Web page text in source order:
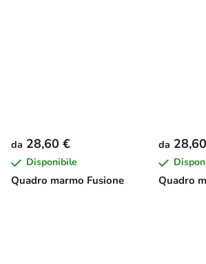
Quadro marmo Fusione
da 28,60 €
Disponibile
Quadro
da